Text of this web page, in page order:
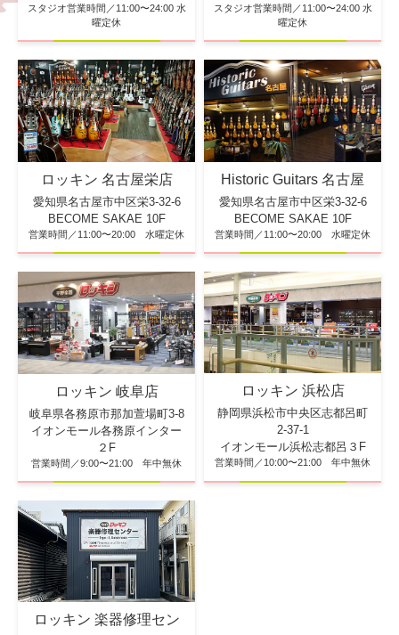
スタジオ営業時間／11:00〜24:00 水
曜定休
スタジオ営業時間／11:00〜24:00 水
曜定休
ロッキン 名古屋栄店
愛知県名古屋市中区栄3-32-6
BECOME SAKAE 10F
営業時間／11:00〜20:00 水曜定休
Historic Guitars 名古屋
愛知県名古屋市中区栄3-32-6
BECOME SAKAE 10F
営業時間／11:00〜20:00 水曜定休
ロッキン 岐阜店
岐阜県各務原市那加萱場町3-8
イオンモール各務原インター
２F
営業時間／9:00〜21:00 年中無休
ロッキン 浜松店
静岡県浜松市中央区志都呂町
2-37-1
イオンモール浜松志都呂３F
営業時間／10:00〜21:00 年中無休
ロッキン 楽器修理セン